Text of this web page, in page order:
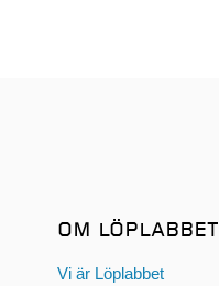
OM LÖPLABBET
Vi är Löplabbet